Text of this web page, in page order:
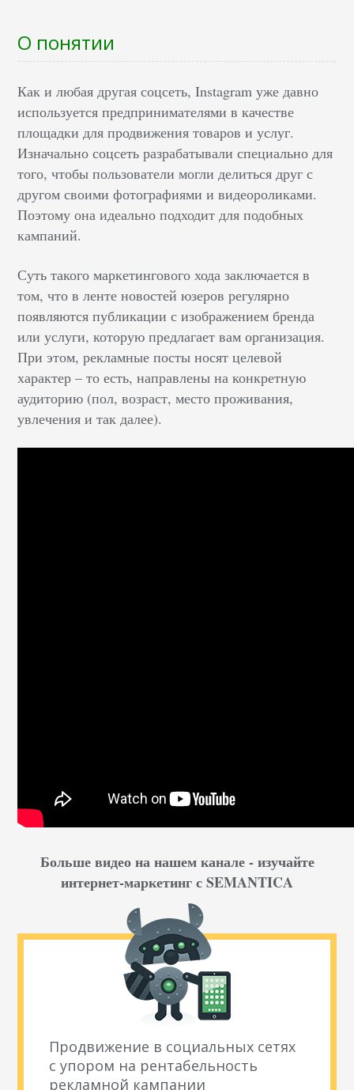
О понятии
Как и любая другая соцсеть, Instagram уже давно
используется предпринимателями в качестве
площадки для продвижения товаров и услуг.
Изначально соцсеть разрабатывали специально для
того, чтобы пользователи могли делиться друг с
другом своими фотографиями и видеороликами.
Поэтому она идеально подходит для подобных
кампаний.
Суть такого маркетингового хода заключается в
том, что в ленте новостей юзеров регулярно
появляются публикации с изображением бренда
или услуги, которую предлагает вам организация.
При этом, рекламные посты носят целевой
характер – то есть, направлены на конкретную
аудиторию (пол, возраст, место проживания,
увлечения и так далее).
Больше видео на нашем канале - изучайте
интернет-маркетинг с SEMANTICA
Продвижение в социальных сетях
с упором на рентабельность
рекламной кампании